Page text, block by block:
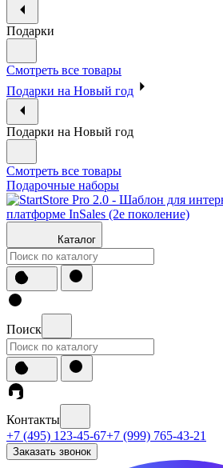
Подарки
Смотреть все товары
Подарки на Новый год
Подарки на Новый год
Смотреть все товары
Подарочные наборы
Каталог
Поиск
Контакты
+7 (495) 123-45-67+7 (999) 765-43-21
Заказать звонок